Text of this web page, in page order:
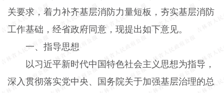
关要求，着力补齐基层消防力量短板，夯实基层消防
工作基础，经省政府同意，现提出如下意见。
一、指导思想
以习近平新时代中国特色社会主义思想为指导，
深入贯彻落实党中央、国务院关于加强基层治理的总